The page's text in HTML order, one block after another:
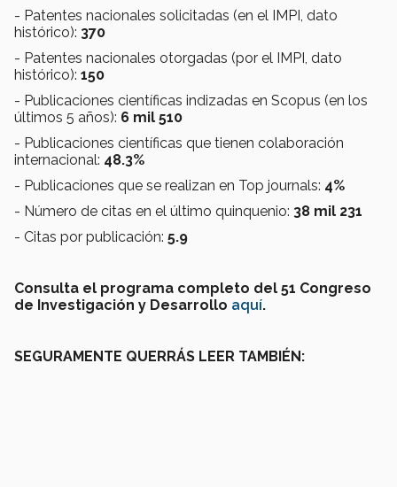
- Patentes nacionales solicitadas (en el IMPI, dato
histórico): 370
- Patentes nacionales otorgadas (por el IMPI, dato
histórico): 150
- Publicaciones científicas indizadas en Scopus (en los
últimos 5 años): 6 mil 510
- Publicaciones científicas que tienen colaboración
internacional: 48.3%
- Publicaciones que se realizan en Top journals: 4%
- Número de citas en el último quinquenio: 38 mil 231
- Citas por publicación: 5.9
Consulta el programa completo del 51 Congreso
de Investigación y Desarrollo aquí.
SEGURAMENTE QUERRÁS LEER TAMBIÉN: